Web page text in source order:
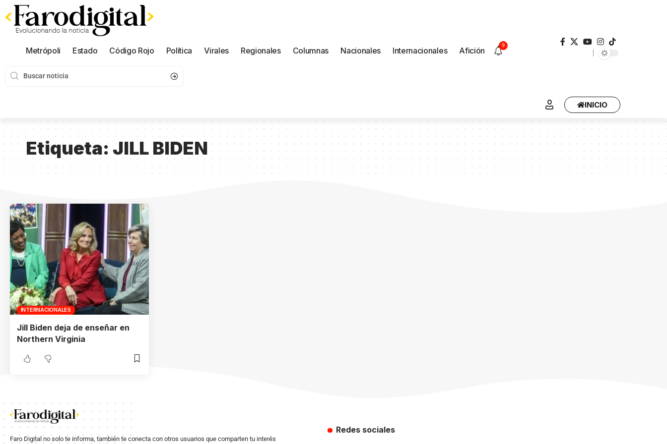
Metrópoli Estado Código Rojo Política Virales Regionales Columnas Nacionales Internacionales Afición
9
INICIO
Etiqueta: JILL BIDEN
INTERNACIONALES
Jill Biden deja de enseñar en
Northern Virginia
Faro Digital no solo te informa, también te conecta con otros usuarios que comparten tu interés
Redes sociales